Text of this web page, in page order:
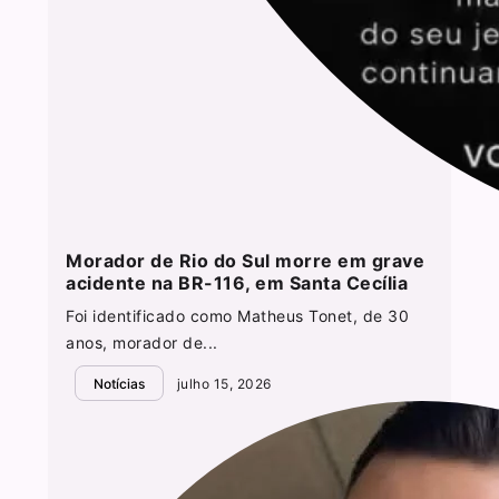
Morador de Rio do Sul morre em grave
acidente na BR-116, em Santa Cecília
Foi identificado como Matheus Tonet, de 30
anos, morador de...
Notícias julho 15, 2026